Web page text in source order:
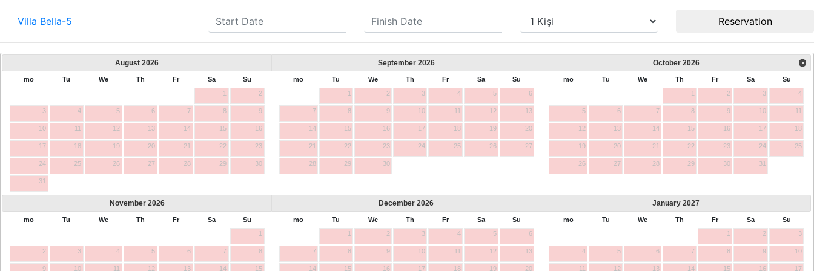
Villa Bella-5 Reservation
August 2026
mo Tu We Th Fr Sa
Su
1
2
3 4 5 6 7 8 9
10 11 12 13 14 15 16
17 18 19 20 21 22 23
24 25 26 27 28 29 30
31
September 2026
mo Tu We Th Fr Sa
Su
1
2 3 4 5 6
7 8 9 10 11 12 13
14 15 16 17 18 19 20
21 22 23 24 25 26 27
28 29 30
October 2026
mo Tu We Th Fr Sa
Su
1
2 3 4
5 6 7 8 9 10 11
12 13 14 15 16 17 18
19 20 21 22 23 24 25
26 27 28 29 30 31
November 2026
mo Tu We Th Fr Sa
Su
1
2 3 4 5 6 7 8
9 10 11 12 13 14 15
December 2026
mo Tu We Th Fr Sa
Su
1
2 3 4 5 6
7 8 9 10 11 12 13
14 15 16 17 18 19 20
January 2027
mo Tu We Th Fr Sa
Su
1
2 3
4 5 6 7 8 9 10
11 12 13 14 15 16 17